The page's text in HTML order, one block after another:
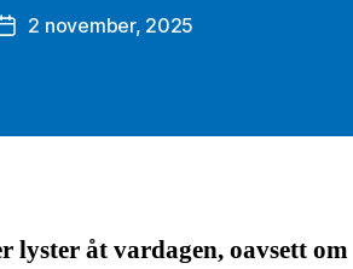
Inläggsdatum
2 november, 2025
lyster åt vardagen, oavsett om